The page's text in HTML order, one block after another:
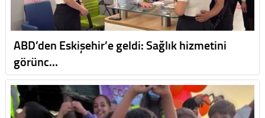
ABD’den Eskişehir’e geldi: Sağlık hizmetini
görünc…